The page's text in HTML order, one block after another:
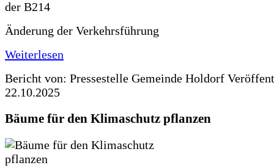
Änderung der Verkehrsführung
Weiterlesen
Bericht von: Pressestelle Gemeinde Holdorf
22.10.2025
Bäume für den Klimaschutz pflanzen